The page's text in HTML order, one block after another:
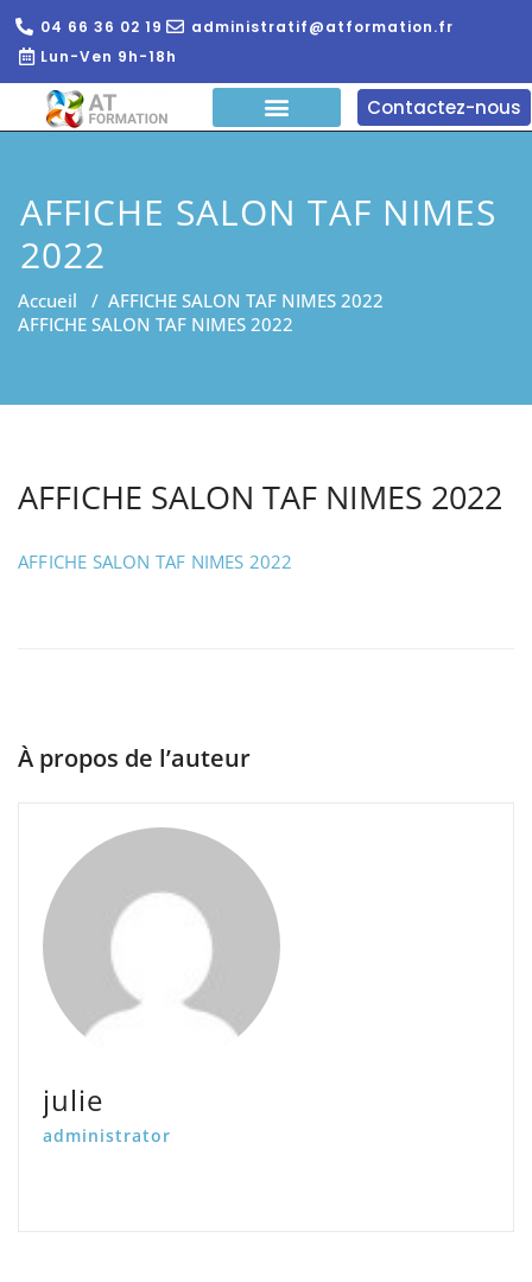
04 66 36 02 19
administratif@atformation.fr
Lun-Ven 9h-18h
Contactez-nous
AFFICHE SALON TAF NIMES
2022
Accueil / AFFICHE SALON TAF NIMES 2022
AFFICHE SALON TAF NIMES 2022
AFFICHE SALON TAF NIMES 2022
AFFICHE SALON TAF NIMES 2022
À propos de l’auteur
julie
administrator